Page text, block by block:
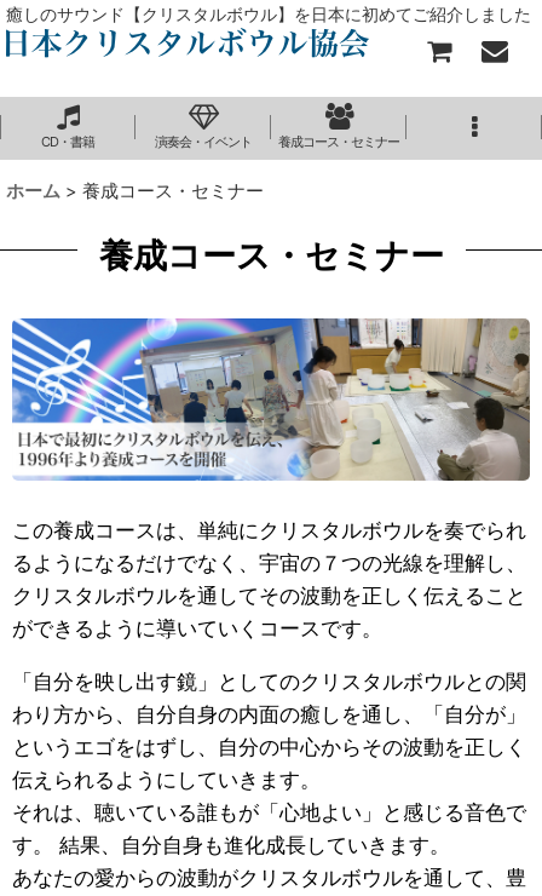
癒しのサウンド【クリスタルボウル】を日本に初めてご紹介しました
CD・書籍 演奏会・イベント 養成コース・セミナー
ホーム > 養成コース・セミナー
養成コース・セミナー
この養成コースは、単純にクリスタルボウルを奏でられ
るようになるだけでなく、宇宙の７つの光線を理解し、
クリスタルボウルを通してその波動を正しく伝えること
ができるように導いていくコースです。
「自分を映し出す鏡」としてのクリスタルボウルとの関
わり方から、自分自身の内面の癒しを通し、「自分が」
というエゴをはずし、自分の中心からその波動を正しく
伝えられるようにしていきます。
それは、聴いている誰もが「心地よい」と感じる音色で
す。 結果、自分自身も進化成長していきます。
あなたの愛からの波動がクリスタルボウルを通して、豊